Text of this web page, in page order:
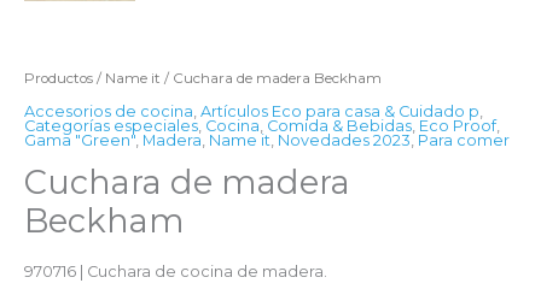
Productos / Name it / Cuchara de madera Beckham
Accesorios de cocina, Artículos Eco para casa & Cuidado p,
Categorías especiales, Cocina, Comida & Bebidas, Eco Proof,
Gama "Green", Madera, Name it, Novedades 2023, Para comer
Cuchara de madera
Beckham
970716 | Cuchara de cocina de madera.